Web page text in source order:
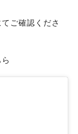
てご確認くださ